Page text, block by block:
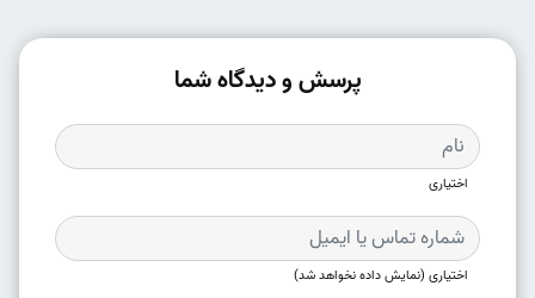
پرسش و دیدگاه شما
اختیاری
اختیاری (نمایش داده نخواهد شد)